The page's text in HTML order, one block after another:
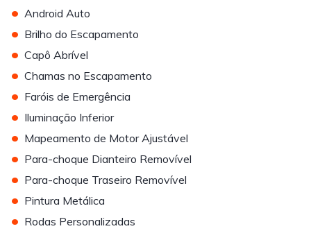
• Android Auto
• Brilho do Escapamento
• Capô Abrível
• Chamas no Escapamento
• Faróis de Emergência
• Iluminação Inferior
• Mapeamento de Motor Ajustável
• Para-choque Dianteiro Removível
• Para-choque Traseiro Removível
• Pintura Metálica
• Rodas Personalizadas